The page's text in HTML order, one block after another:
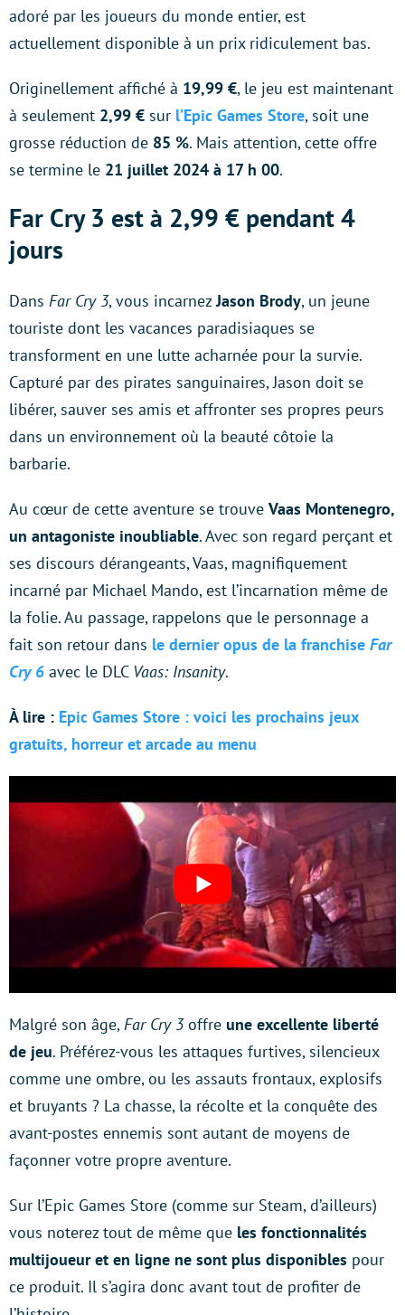
adoré par les joueurs du monde entier, est
actuellement disponible à un prix ridiculement bas.
Originellement affiché à 19,99 €, le jeu est maintenant
à seulement 2,99 € sur l’Epic Games Store, soit une
grosse réduction de 85 %. Mais attention, cette offre
se termine le 21 juillet 2024 à 17 h 00.
Far Cry 3 est à 2,99 € pendant 4
jours
Dans Far Cry 3, vous incarnezJason Brody, un jeune
touriste dont les vacances paradisiaques se
transforment en une lutte acharnée pour la survie.
Capturé par des pirates sanguinaires, Jason doit se
libérer, sauver ses amis et affronter ses propres peurs
dans un environnement où la beauté côtoie la
barbarie.
Au cœur de cette aventure se trouve Vaas Montenegro,
un antagoniste inoubliable. Avec son regard perçant et
ses discours dérangeants, Vaas, magnifiquement
incarné par Michael Mando, est l’incarnation même de
la folie. Au passage, rappelons que le personnage a
fait son retour dans le dernier opus de la franchise Far
Cry 6 avec le DLC Vaas: Insanity.
À lire : Epic Games Store : voici les prochains jeux
gratuits, horreur et arcade au menu
Malgré son âge,Far Cry 3offre une excellente liberté
de jeu. Préférez-vous les attaques furtives, silencieux
comme une ombre, ou les assauts frontaux, explosifs
et bruyants ? La chasse, la récolte et la conquête des
avant-postes ennemis sont autant de moyens de
façonner votre propre aventure.
Sur l’Epic Games Store (comme sur Steam, d’ailleurs)
vous noterez tout de même que les fonctionnalités
multijoueur et en ligne ne sont plus disponibles pour
ce produit. Il s’agira donc avant tout de profiter de